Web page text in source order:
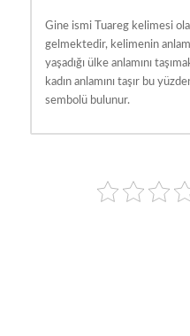
Gine ismi Tuareg kelimesi
gelmektedir, kelimenin
yaşadığı ülke anlamını
kadın anlamını taşır bu
sembolü bulunur.